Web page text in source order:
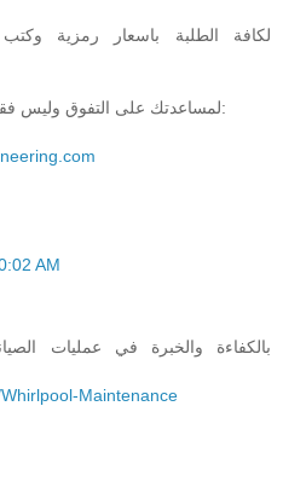
لكافة الطلبة باسعار رمزية
لمساعدتك على التفوق وليس فقط النجاح الموقع الالكتروني:
AM
بالكفاءة والخبرة في عمليات
Maintenance